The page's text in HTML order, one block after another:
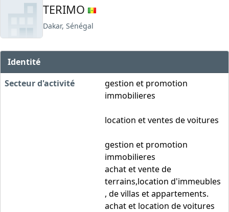
TERIMO
Dakar, Sénégal
Identité
Secteur d'activité
gestion et promotion
immobilieres
location et ventes de voitures
gestion et promotion
immobilieres
achat et vente de
terrains,location d'immeubles
, de villas et appartements.
achat et location de voitures